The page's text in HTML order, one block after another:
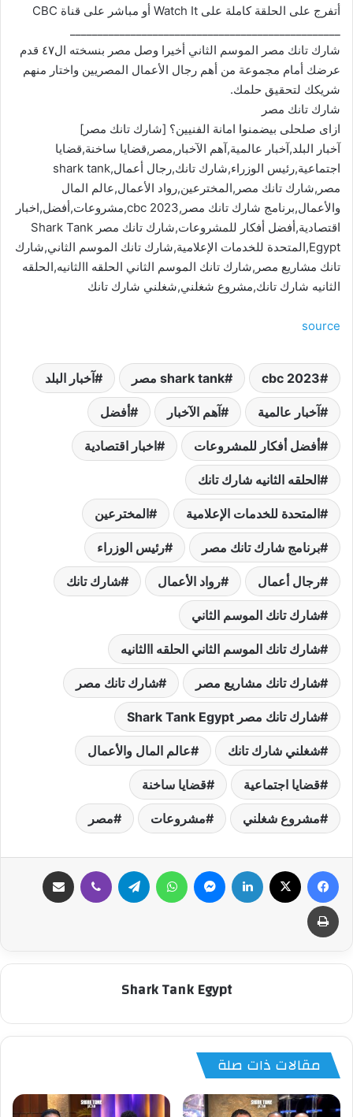
أتفرج على الحلقة كاملة على Watch It أو مباشر على قناة CBC
شارك تانك مصر الموسم الثاني أخيرا وصل مصر بنسخته ال٤٧ قدم
عرضك أمام مجموعة من أهم رجال الأعمال المصريين واختار منهم
شريكك لتحقيق حلمك.
شارك تانك مصر
ازاى صلحلى بيضمنوا امانة الفنيين؟ [شارك تانك مصر]
آخبار البلد,آخبار عالمية,آهم الآخبار,مصر,قضايا ساخنة,قضايا
اجتماعية,رئيس الوزراء,شارك تانك,رجال أعمال,shark tank
مصر,شارك تانك مصر,المخترعين,رواد الأعمال,عالم المال
والأعمال,برنامج شارك تانك مصر,cbc 2023,مشروعات,أفضل,اخبار
اقتصادية,أفضل أفكار للمشروعات,شارك تانك مصر Shark Tank
Egypt,المتحدة للخدمات الإعلامية,شارك تانك الموسم الثاني,شارك
تانك مشاريع مصر,شارك تانك الموسم الثاني الحلقه االثانيه,الحلقه
الثانيه شارك تانك,مشروع شغلني,شغلني شارك تانك
source
cbc 2023 shark tank مصر آخبار البلد
آخبار عالمية آهم الآخبار أفضل
أفضل أفكار للمشروعات اخبار اقتصادية
الحلقه الثانيه شارك تانك
المتحدة للخدمات الإعلامية المخترعين
برنامج شارك تانك مصر رئيس الوزراء
رجال أعمال رواد الأعمال شارك تانك
شارك تانك الموسم الثاني
شارك تانك الموسم الثاني الحلقه االثانيه
شارك تانك مشاريع مصر شارك تانك مصر
شارك تانك مصر Shark Tank Egypt
شغلني شارك تانك عالم المال والأعمال
قضايا اجتماعية قضايا ساخنة
مشروع شغلني مشروعات مصر
فيسبوك لينكدإن ماسنجر واتساب تيلقرام ڤايبر
طباعة
Shark Tank Egypt
مقالات ذات صلة